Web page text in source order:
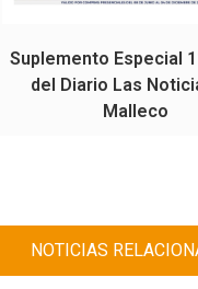
Suplemento Especial
del Diario Las
Malleco
NOTICIAS